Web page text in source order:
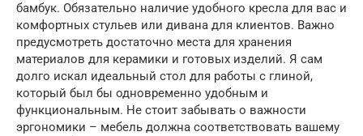
бамбук. Обязательно наличие удобного кресла для вас и
комфортных стульев или дивана для клиентов. Важно
предусмотреть достаточно места для хранения
материалов для керамики и готовых изделий. Я сам
долго искал идеальный стол для работы с глиной,
который был бы одновременно удобным и
функциональным. Не стоит забывать о важности
эргономики – мебель должна соответствовать вашему